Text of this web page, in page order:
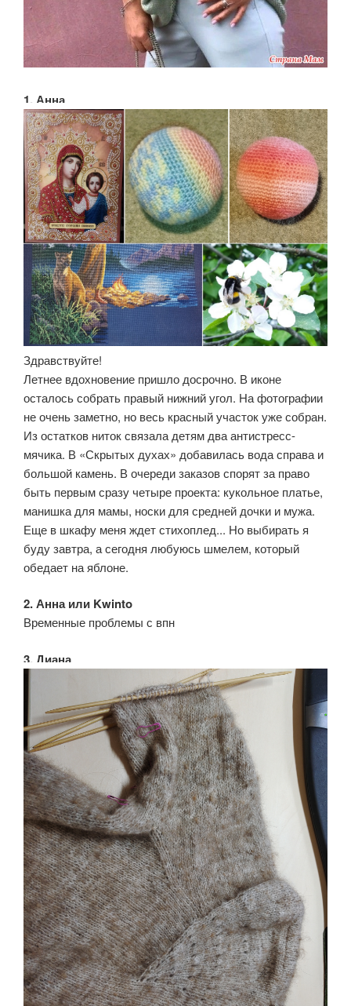
1. Анна
Здравствуйте!
Летнее вдохновение пришло досрочно. В иконе
осталось собрать правый нижний угол. На фотографии
не очень заметно, но весь красный участок уже собран.
Из остатков ниток связала детям два антистресс-
мячика. В «Скрытых духах» добавилась вода справа и
большой камень. В очереди заказов спорят за право
быть первым сразу четыре проекта: кукольное платье,
манишка для мамы, носки для средней дочки и мужа.
Еще в шкафу меня ждет стихоплед... Но выбирать я
буду завтра, а сегодня любуюсь шмелем, который
обедает на яблоне.
2. Анна или Kwinto
Временные проблемы с впн
3. Диана